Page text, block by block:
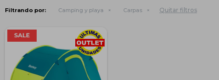
Filtrando por: Camping y playa Carpas Quitar filtros